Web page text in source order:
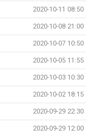
2020-10-11 08:50
2020-10-08 21:00
2020-10-07 10:50
2020-10-05 11:55
2020-10-03 10:30
2020-10-02 18:15
2020-09-29 22:30
2020-09-29 12:00